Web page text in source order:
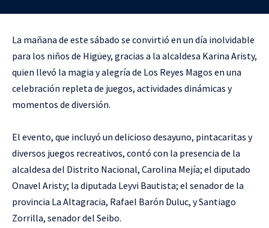
La mañana de este sábado se convirtió en un día inolvidable
para los niños de Higüey, gracias a la alcaldesa Karina Aristy,
quien llevó la magia y alegría de Los Reyes Magos en una
celebración repleta de juegos, actividades dinámicas y
momentos de diversión.
El evento, que incluyó un delicioso desayuno, pintacaritas y
diversos juegos recreativos, contó con la presencia de la
alcaldesa del Distrito Nacional, Carolina Mejía; el diputado
Onavel Aristy; la diputada Leyvi Bautista; el senador de la
provincia La Altagracia, Rafael Barón Duluc, y Santiago
Zorrilla, senador del Seibo.